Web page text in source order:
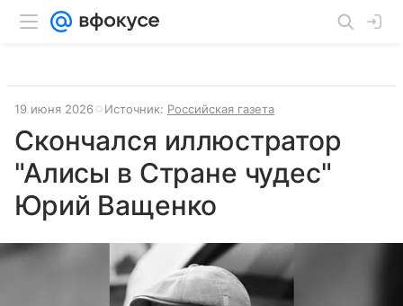
19 июня 2026 Источник: Российская газета
Скончался иллюстратор
"Алисы в Стране чудес"
Юрий Ващенко